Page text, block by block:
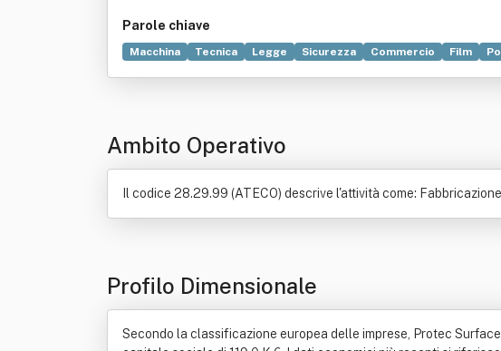
Parole chiave
Macchina Tecnica Legge Sicurezza Commercio Film
Ambito Operativo
Il codice 28.29.99 (ATECO) descrive l'attività come:
Profilo Dimensionale
Secondo la classificazione europea delle imprese, Protec